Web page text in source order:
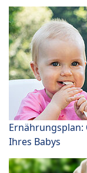
Ihres Babys